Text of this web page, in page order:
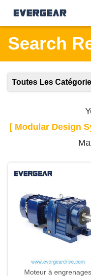
Search
Toutes Les
[ Modular Design
Moteur à engrenages